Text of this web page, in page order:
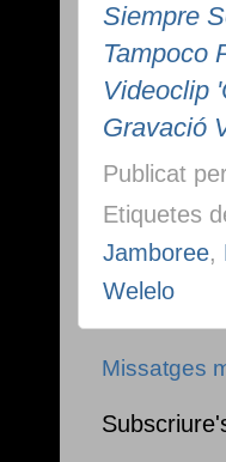
Siempre
Tampoco
Videoclip
Gravació
Publicat
Etiquetes
Jamboree,
Welelo
Missatges